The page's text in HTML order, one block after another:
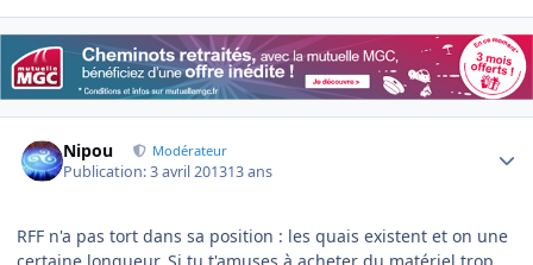
Nipou Modérateur
Publication:3 avril 201313 ans
RFF n'a pas tort dans sa position : les quais existent et on une